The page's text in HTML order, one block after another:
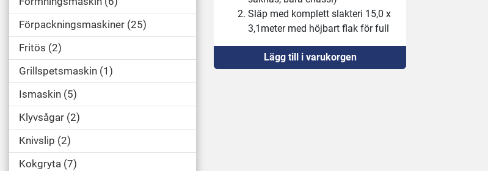
Förpackningsmaskiner 25
Fritös 2
Grillspetsmaskin 1
Ismaskin 5
Klyvsågar 2
Knivslip 2
Kokgryta 7
Släp med komplett slakteri 15,0 x
3,1meter med höjbart flak för full
slakthöjd!
2st kylsläp med banor i taket 11,2
x 2,6meter, med dieselgenerator
Lägg till i varukorgen